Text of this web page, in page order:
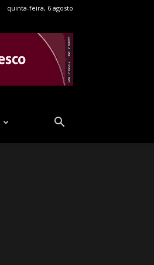
quinta-feira, 6 agosto